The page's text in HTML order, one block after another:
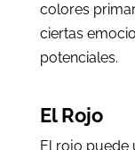
colores
ciertas
potenciales.
El Rojo
El rojo puede